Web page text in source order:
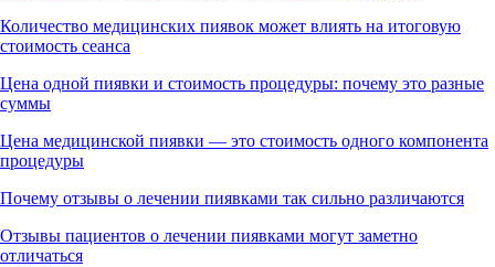
Количество медицинских пиявок может влиять на итоговую
стоимость сеанса
Цена одной пиявки и стоимость процедуры: почему это разные
суммы
Цена медицинской пиявки — это стоимость одного компонента
процедуры
Почему отзывы о лечении пиявками так сильно различаются
Отзывы пациентов о лечении пиявками могут заметно
отличаться